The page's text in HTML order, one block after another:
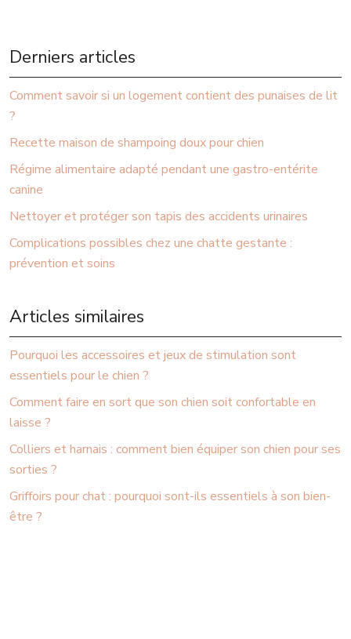
Derniers articles
Comment savoir si un logement contient des punaises de lit
?
Recette maison de shampoing doux pour chien
Régime alimentaire adapté pendant une gastro-entérite
canine
Nettoyer et protéger son tapis des accidents urinaires
Complications possibles chez une chatte gestante :
prévention et soins
Articles similaires
Pourquoi les accessoires et jeux de stimulation sont
essentiels pour le chien ?
Comment faire en sort que son chien soit confortable en
laisse ?
Colliers et harnais : comment bien équiper son chien pour ses
sorties ?
Griffoirs pour chat : pourquoi sont-ils essentiels à son bien-
être ?